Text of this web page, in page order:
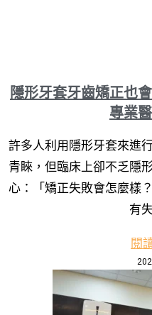
隱形牙套牙齒矯正也
專業
許多人利用隱形牙套來進
青睞，但臨床上卻不乏隱
心：「矯正失敗會怎麼樣
有
閱